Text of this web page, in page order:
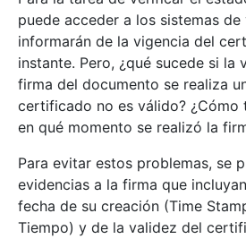
puede acceder a los sistemas
informarán de la vigencia del
instante. Pero, ¿qué sucede si la
firma del documento se realiza
certificado no es válido? ¿Cómo
en qué momento se realizó la
Para evitar estos problemas, se
evidencias a la firma que
fecha de su creación (Time
Tiempo) y de la validez del